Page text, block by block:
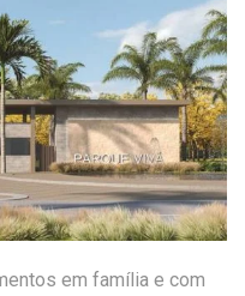
em família e com